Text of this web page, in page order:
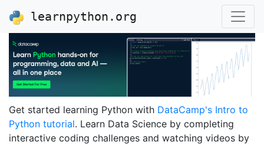
learnpython.org
Get started learning Python with DataCamp's Intro to
Python tutorial. Learn Data Science by completing
interactive coding challenges and watching videos by